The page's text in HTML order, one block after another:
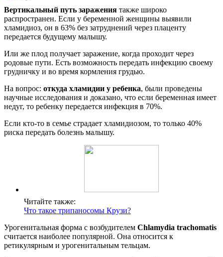
Вертикальный путь заражения также широко
распространен. Если у беременной женщины выявили
хламидиоз, он в 63% без затруднений через плаценту
передается будущему малышу.
Или же плод получает заражение, когда проходит через
родовые пути. Есть возможность передать инфекцию своему
грудничку и во время кормления грудью.
На вопрос: откуда хламидии у ребенка, были проведены
научные исследования и доказано, что если беременная имеет
недуг, то ребенку передается инфекция в 70%.
Если кто-то в семье страдает хламидиозом, то только 40%
риска передать болезнь малышу.
Читайте также:
Что такое трипаносомы Крузи?
Урогенитальная форма с возбудителем Chlamydia trachomatis
считается наиболее популярной. Она относится к
ретикулярным и урогенитальным тельцам.